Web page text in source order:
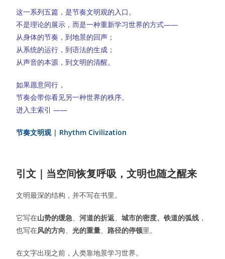
这一系列五篇，是节奏文明观的入口。
不是理论的展示，而是一种重新学习世界的方式——
从身体的节奏，到地景的回声；
从系统的运行，到语法的生成；
从声音的本源，到文明的清醒。
如果愿意同行，
节奏会带你看见另一种世界的秩序。
进入主索引 ——
节奏文明观 | Rhythm Civilization
引文｜当空间恢复呼吸，文明也随之醒来
文明最深的结构，并不写在书里。
它写在山势的缓急、河道的折返、城市的密度、铁道的弧线 ，
也写在风的方向、光的重量、 路径的停顿里。
在文字出现之前，人类靠地景学习世界。